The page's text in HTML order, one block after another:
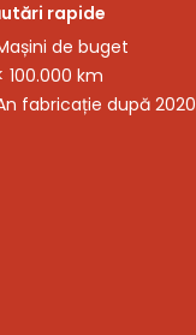
rapide
de buget
100.000 km
fabricație după 2020